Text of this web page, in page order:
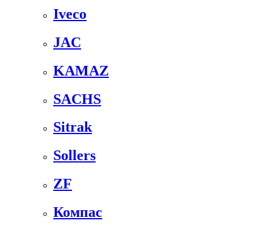
Iveco
JAC
KAMAZ
SACHS
Sitrak
Sollers
ZF
Компас